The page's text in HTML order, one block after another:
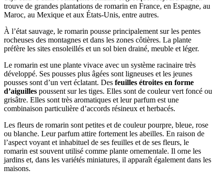
trouve de grandes plantations de romarin en France, en Espagne, au
Maroc, au Mexique et aux États-Unis, entre autres.
À l’état sauvage, le romarin pousse principalement sur les pentes
rocheuses des montagnes et dans les zones côtières. La plante
préfère les sites ensoleillés et un sol bien drainé, meuble et léger.
Le romarin est une plante vivace avec un système racinaire très
développé. Ses pousses plus âgées sont ligneuses et les jeunes
pousses sont d’un vert éclatant. Des feuilles étroites en forme
d’aiguilles poussent sur les tiges. Elles sont de couleur vert foncé ou
grisâtre. Elles sont très aromatiques et leur parfum est une
combinaison particulière d’accords résineux et herbacés.
Les fleurs de romarin sont petites et de couleur pourpre, bleue, rose
ou blanche. Leur parfum attire fortement les abeilles. En raison de
l’aspect voyant et inhabituel de ses feuilles et de ses fleurs, le
romarin est souvent utilisé comme plante ornementale. Il orne les
jardins et, dans les variétés miniatures, il apparaît également dans les
maisons.